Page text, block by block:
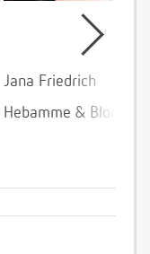
Jana Friedrich
Hebamme &